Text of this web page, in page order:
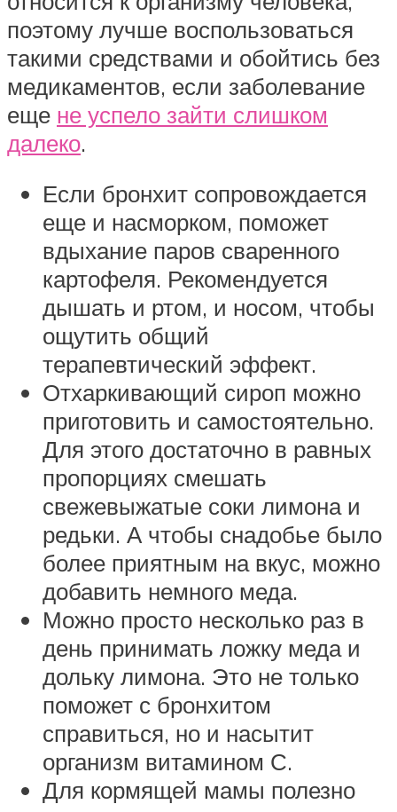
поэтому лучше воспользоваться
такими средствами и обойтись без
медикаментов, если заболевание
еще не успело зайти слишком
далеко.
Если бронхит сопровождается
еще и насморком, поможет
вдыхание паров сваренного
картофеля. Рекомендуется
дышать и ртом, и носом, чтобы
ощутить общий
терапевтический эффект.
Отхаркивающий сироп можно
приготовить и самостоятельно.
Для этого достаточно в равных
пропорциях смешать
свежевыжатые соки лимона и
редьки. А чтобы снадобье было
более приятным на вкус, можно
добавить немного меда.
Можно просто несколько раз в
день принимать ложку меда и
дольку лимона. Это не только
поможет с бронхитом
справиться, но и насытит
организм витамином С.
Для кормящей мамы полезно